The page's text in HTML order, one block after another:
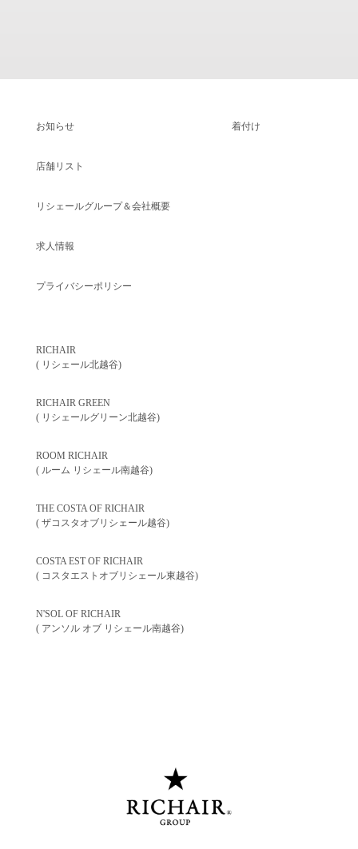
お知らせ
店舗リスト
リシェールグループ＆会社概要
求人情報
プライバシーポリシー
着付け
RICHAIR
( リシェール北越谷)
RICHAIR GREEN
( リシェールグリーン北越谷)
ROOM RICHAIR
( ルーム リシェール南越谷)
THE COSTA OF RICHAIR
( ザコスタオブリシェール越谷)
COSTA EST OF RICHAIR
( コスタエストオブリシェール東越谷)
N'SOL OF RICHAIR
( アンソル オブ リシェール南越谷)